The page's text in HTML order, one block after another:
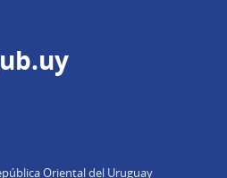
Oriental del Uruguay